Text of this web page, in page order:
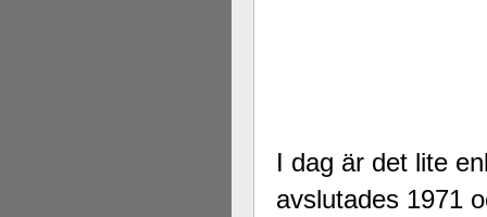
I dag är det lite
avslutades 1971